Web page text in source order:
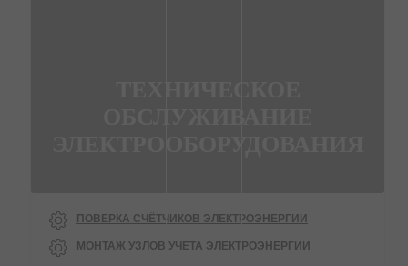
ПОВЕРКА СЧЁТЧИКОВ ЭЛЕКТРОЭНЕРГИИ
МОНТАЖ УЗЛОВ УЧЁТА ЭЛЕКТРОЭНЕРГИИ